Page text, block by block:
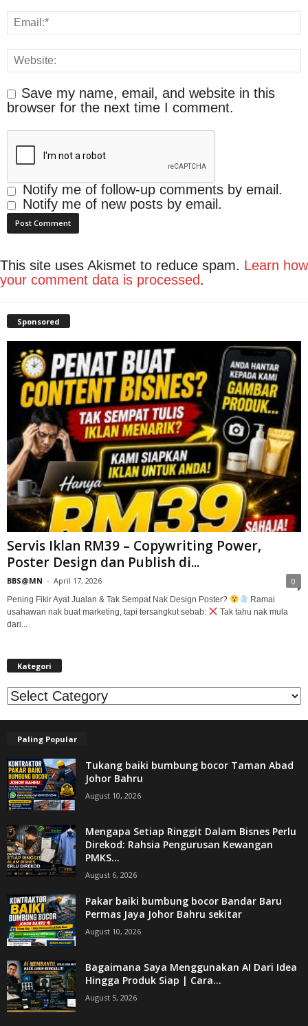
Save my name, email, and website in this
browser for the next time I comment.
Notify me of follow-up comments by email.
Notify me of new posts by email.
This site uses Akismet to reduce spam. Learn how
your comment data is processed.
Sponsored
Servis Iklan RM39 – Copywriting Power,
Poster Design dan Publish di...
BBS@MN - April 17, 2026 0
Pening Fikir Ayat Jualan & Tak Sempat Nak Design Poster?
Ramai
usahawan nak buat marketing, tapi tersangkut sebab:
Tak tahu nak mula
dari...
Kategori
Kategori
Paling Popular
Tukang baiki bumbung bocor Taman Abad
Johor Bahru
August 10, 2026
Mengapa Setiap Ringgit Dalam Bisnes Perlu
Direkod: Rahsia Pengurusan Kewangan
PMKS...
August 6, 2026
Pakar baiki bumbung bocor Bandar Baru
Permas Jaya Johor Bahru sekitar
August 10, 2026
Bagaimana Saya Menggunakan AI Dari Idea
Hingga Produk Siap | Cara...
August 5, 2026